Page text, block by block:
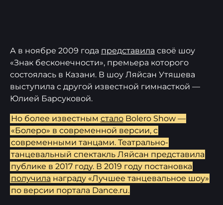
А в ноябре 2009 года представила своё шоу
«Знак бесконечности», премьера которого
состоялась в Казани. В шоу Ляйсан Утяшева
выступила с другой известной гимнасткой —
Юлией Барсуковой.
Но более известным сталоBolero Show —
«Болеро» в современной версии, с
современными танцами. Театрально-
танцевальный спектакль Ляйсан представила
публике в 2017 году. В 2019 году постановка
получила награду «Лучшее танцевальное шоу»
по версии портала Dance.ru.